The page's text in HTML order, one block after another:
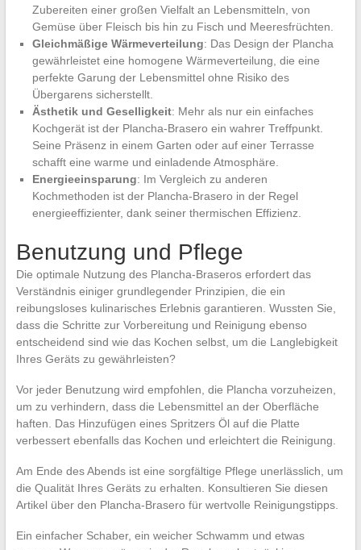
Zubereiten einer großen Vielfalt an Lebensmitteln, von
Gemüse über Fleisch bis hin zu Fisch und Meeresfrüchten.
Gleichmäßige Wärmeverteilung: Das Design der Plancha
gewährleistet eine homogene Wärmeverteilung, die eine
perfekte Garung der Lebensmittel ohne Risiko des
Übergarens sicherstellt.
Ästhetik und Geselligkeit: Mehr als nur ein einfaches
Kochgerät ist der Plancha-Brasero ein wahrer Treffpunkt.
Seine Präsenz in einem Garten oder auf einer Terrasse
schafft eine warme und einladende Atmosphäre.
Energieeinsparung: Im Vergleich zu anderen
Kochmethoden ist der Plancha-Brasero in der Regel
energieeffizienter, dank seiner thermischen Effizienz.
Benutzung und Pflege
Die optimale Nutzung des Plancha-Braseros erfordert das
Verständnis einiger grundlegender Prinzipien, die ein
reibungsloses kulinarisches Erlebnis garantieren. Wussten Sie,
dass die Schritte zur Vorbereitung und Reinigung ebenso
entscheidend sind wie das Kochen selbst, um die Langlebigkeit
Ihres Geräts zu gewährleisten?
Vor jeder Benutzung wird empfohlen, die Plancha vorzuheizen,
um zu verhindern, dass die Lebensmittel an der Oberfläche
haften. Das Hinzufügen eines Spritzers Öl auf die Platte
verbessert ebenfalls das Kochen und erleichtert die Reinigung.
Am Ende des Abends ist eine sorgfältige Pflege unerlässlich, um
die Qualität Ihres Geräts zu erhalten. Konsultieren Sie diesen
Artikel über den Plancha-Brasero für wertvolle Reinigungstipps.
Ein einfacher Schaber, ein weicher Schwamm und etwas